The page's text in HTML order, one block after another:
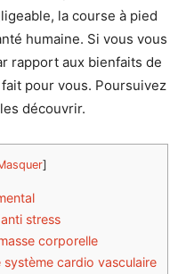
la course à pied
humaine. Si vous vous
rapport aux bienfaits de
pour vous. Poursuivez
découvrir.
]
stress
corporelle
cardio vasculaire